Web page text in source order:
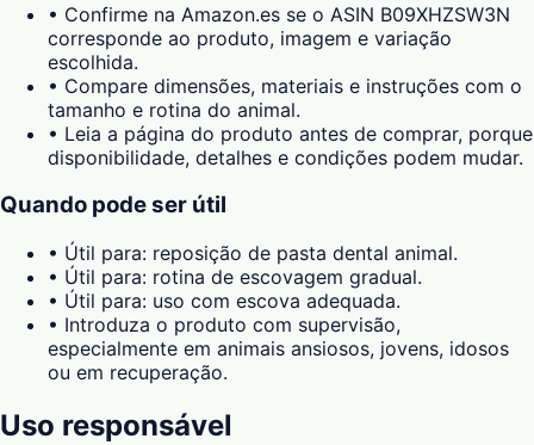
• Confirme na Amazon.es se o ASIN B09XHZSW3N
corresponde ao produto, imagem e variação
escolhida.
• Compare dimensões, materiais e instruções com o
tamanho e rotina do animal.
• Leia a página do produto antes de comprar, porque
disponibilidade, detalhes e condições podem mudar.
Quando pode ser útil
• Útil para: reposição de pasta dental animal.
• Útil para: rotina de escovagem gradual.
• Útil para: uso com escova adequada.
• Introduza o produto com supervisão,
especialmente em animais ansiosos, jovens, idosos
ou em recuperação.
Uso responsável